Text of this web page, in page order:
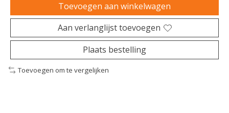
Toevoegen aan winkelwagen
Aan verlanglijst toevoegen
Plaats bestelling
Toevoegen om te vergelijken